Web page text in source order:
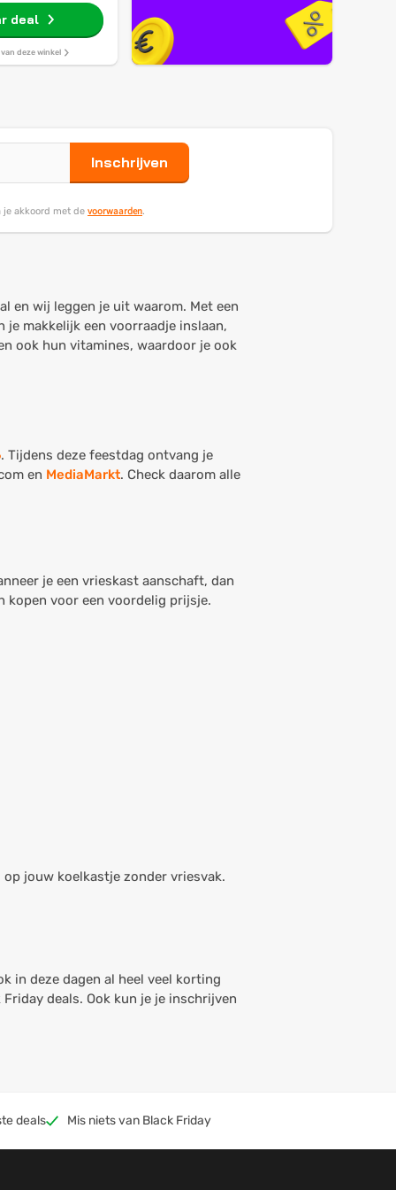
deal
van deze winkel
Inschrijven
akkoord met de voorwaarden.
en wij leggen je uit waarom. Met een
makkelijk een voorraadje inslaan,
ook hun vitamines, waardoor je ook
. Tijdens deze feestdag ontvang je
en MediaMarkt. Check daarom alle
je een vrieskast aanschaft, dan
kopen voor een voordelig prijsje.
jouw koelkastje zonder vriesvak.
in deze dagen al heel veel korting
deals. Ook kun je je inschrijven
deals Mis niets van Black Friday